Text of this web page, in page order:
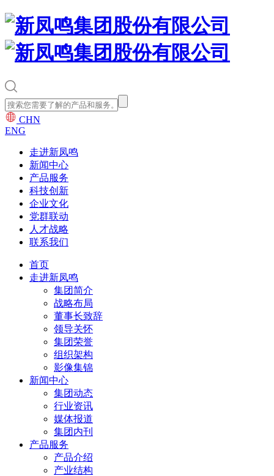
CHN
ENG
走进新凤鸣
新闻中心
产品服务
科技创新
企业文化
党群联动
人才战略
联系我们
首页
走进新凤鸣
集团简介
战略布局
董事长致辞
领导关怀
集团荣誉
组织架构
影像集锦
新闻中心
集团动态
行业资讯
媒体报道
集团内刊
产品服务
产品介绍
产业结构